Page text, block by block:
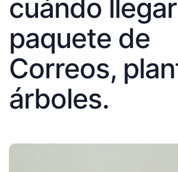
cuándo
paquete de
Correos,
árboles.